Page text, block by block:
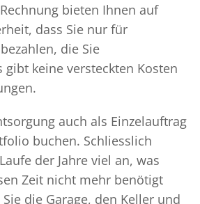
bieten Ihnen auf
dass Sie nur für
die Sie
gibt keine versteckten Kosten
auch als Einzelauftrag
buchen. Schliesslich
der Jahre viel an, was
Zeit nicht mehr benötigt
die Garage, den Keller und